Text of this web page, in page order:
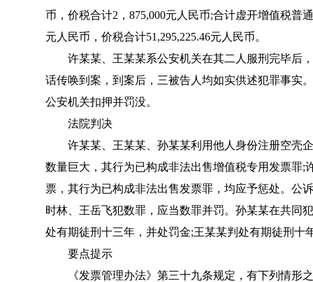
币，价税合计2，875,000元人民币;合计虚开增值税普
元人民币，价税合计51,295,225.46元人民币。
许某某、王某某系公安机关在其二人服刑完毕后
话传唤到案，到案后，三被告人均如实供述犯罪事实
公安机关扣押并罚没。
法院判决
许某某、王某某、孙某某利用他人身份注册空壳
数量巨大，其行为已构成非法出售增值税专用发票罪
票，其行为已构成非法出售发票罪，均应予惩处。公
时林、王岳飞犯数罪，应当数罪并罚。孙某某在共同
处有期徒刑十三年，并处罚金;王某某判处有期徒刑
要点提示
《发票管理办法》第三十九条规定，有下列情形